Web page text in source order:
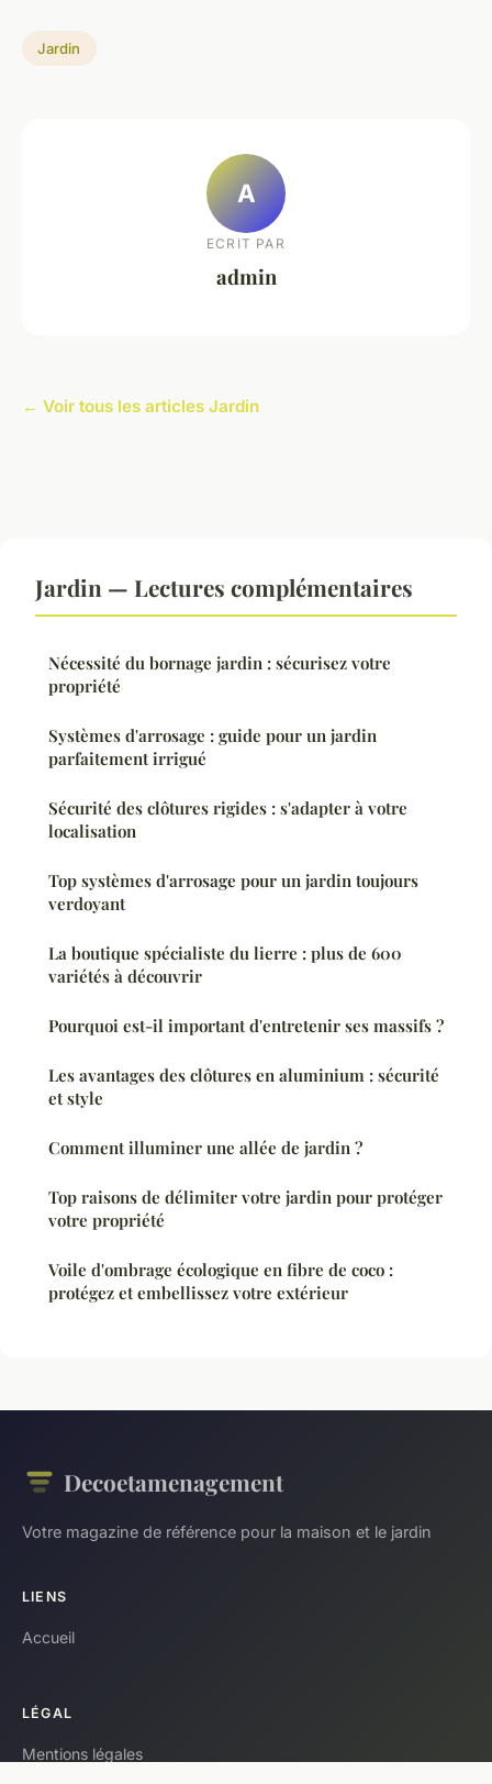
Jardin
A
ECRIT PAR
admin
← Voir tous les articles Jardin
Jardin — Lectures complémentaires
Nécessité du bornage jardin : sécurisez votre
propriété
Systèmes d'arrosage : guide pour un jardin
parfaitement irrigué
Sécurité des clôtures rigides : s'adapter à votre
localisation
Top systèmes d'arrosage pour un jardin toujours
verdoyant
La boutique spécialiste du lierre : plus de 600
variétés à découvrir
Pourquoi est-il important d'entretenir ses massifs ?
Les avantages des clôtures en aluminium : sécurité
et style
Comment illuminer une allée de jardin ?
Top raisons de délimiter votre jardin pour protéger
votre propriété
Voile d'ombrage écologique en fibre de coco :
protégez et embellissez votre extérieur
Decoetamenagement
Votre magazine de référence pour la maison et le jardin
LIENS
Accueil
LÉGAL
Mentions légales